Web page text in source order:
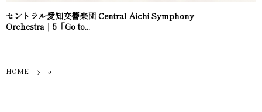
セントラル愛知交響楽団 Central Aichi Symphony
Orchestra｜5「Go to...
HOME 5